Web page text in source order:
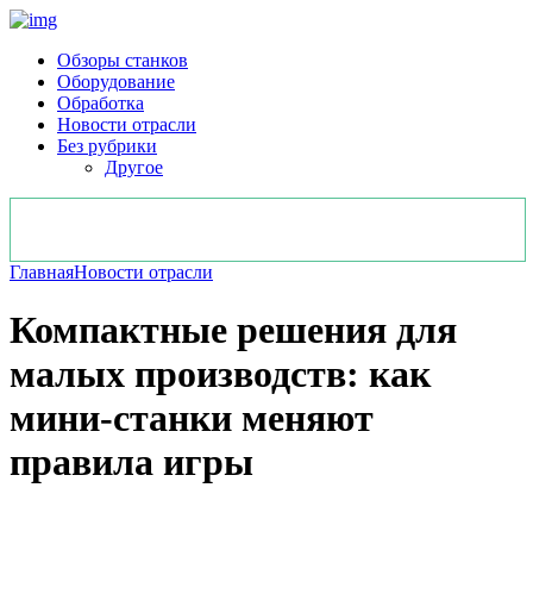
Обзоры станков
Оборудование
Обработка
Новости отрасли
Без рубрики
Другое
ГлавнаяНовости отрасли
Компактные решения для
малых производств: как
мини-станки меняют
правила игры